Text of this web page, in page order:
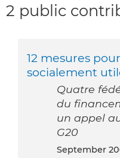
2 public
12 mesures
socialement
Quatre
du
un appel
G20
September